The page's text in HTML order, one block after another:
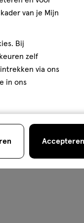
van je Mijn
Bij
zelf
via ons
in ons
Accepteren